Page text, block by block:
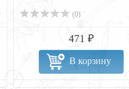
(0)
471 ₽
В корзину